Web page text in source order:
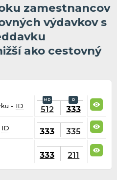
zamestnancov
výdavkov s
ako cestovný
- ID 512 333
ID 333 335
333 211